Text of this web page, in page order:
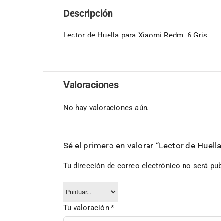
Descripción
Lector de Huella para Xiaomi Redmi 6 Gris
Valoraciones
No hay valoraciones aún.
Sé el primero en valorar “Lector de
Tu dirección de correo electrónico no será
Tu valoración*